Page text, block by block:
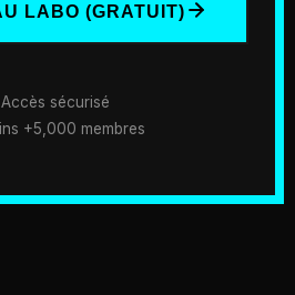
LABO (GRATUIT)
Accès sécurisé
+5,000 membres